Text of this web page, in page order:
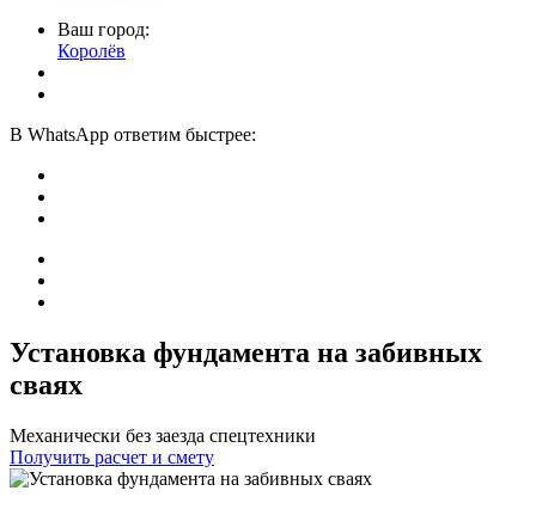
Ваш город:
Королёв
В WhatsApp ответим быстрее:
Установка фундамента на забивных
сваях
Механически без заезда спецтехники
Получить расчет и смету